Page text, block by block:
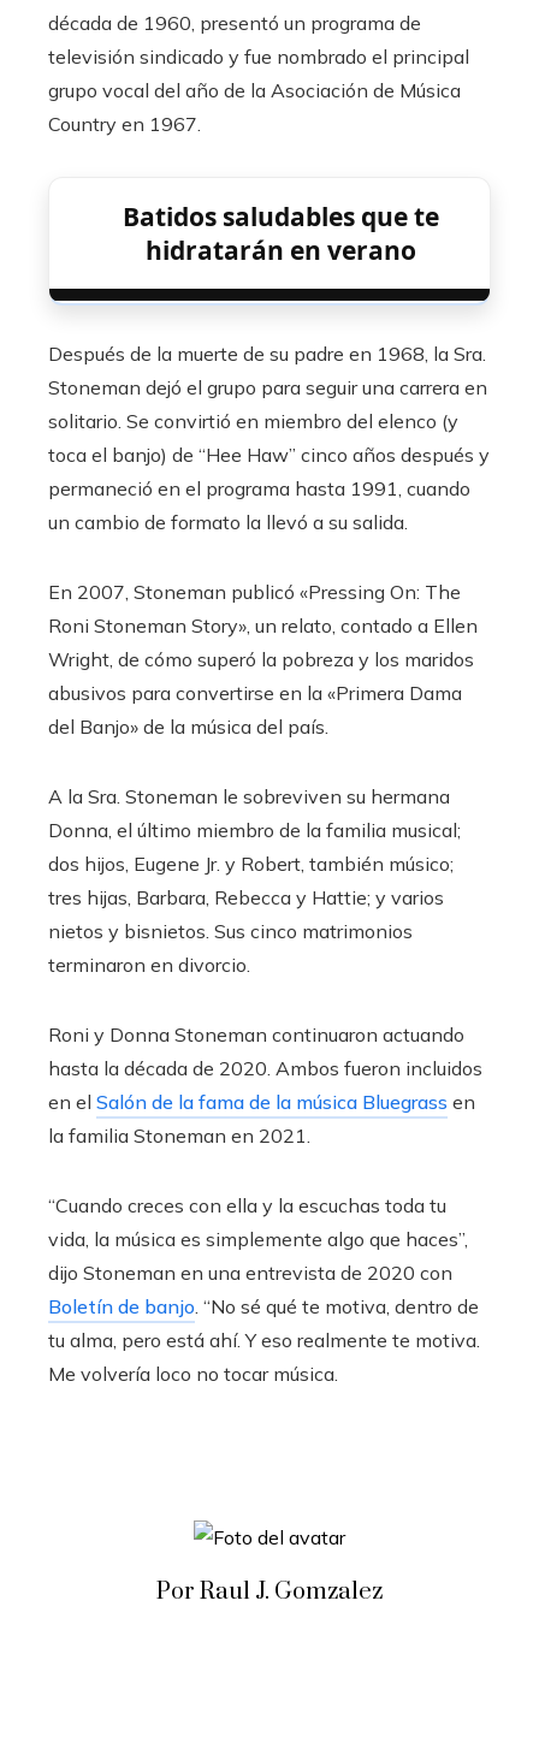
década de 1960, presentó un programa de
televisión sindicado y fue nombrado el principal
grupo vocal del año de la Asociación de Música
Country en 1967.
Batidos saludables que te
hidratarán en verano
Después de la muerte de su padre en 1968, la Sra.
Stoneman dejó el grupo para seguir una carrera en
solitario. Se convirtió en miembro del elenco (y
toca el banjo) de “Hee Haw” cinco años después y
permaneció en el programa hasta 1991, cuando
un cambio de formato la llevó a su salida.
En 2007, Stoneman publicó «Pressing On: The
Roni Stoneman Story», un relato, contado a Ellen
Wright, de cómo superó la pobreza y los maridos
abusivos para convertirse en la «Primera Dama
del Banjo» de la música del país.
A la Sra. Stoneman le sobreviven su hermana
Donna, el último miembro de la familia musical;
dos hijos, Eugene Jr. y Robert, también músico;
tres hijas, Barbara, Rebecca y Hattie; y varios
nietos y bisnietos. Sus cinco matrimonios
terminaron en divorcio.
Roni y Donna Stoneman continuaron actuando
hasta la década de 2020. Ambos fueron incluidos
en el Salón de la fama de la música Bluegrass en
la familia Stoneman en 2021.
“Cuando creces con ella y la escuchas toda tu
vida, la música es simplemente algo que haces”,
dijo Stoneman en una entrevista de 2020 con
Boletín de banjo. “No sé qué te motiva, dentro de
tu alma, pero está ahí. Y eso realmente te motiva.
Me volvería loco no tocar música.
Por Raul J. Gomzalez